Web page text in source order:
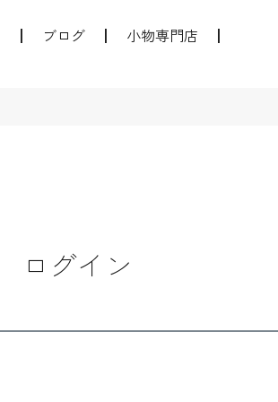
ブログ 小物専門店
ログイン